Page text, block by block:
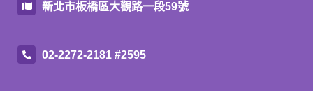
新北市板橋區大觀路一段59號
02-2272-2181 #2595